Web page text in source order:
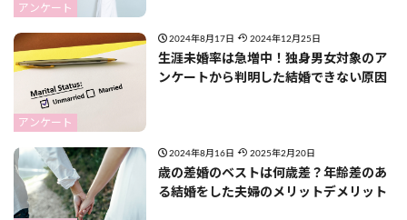
アンケート
アンケート
2024年8月17日 2024年12月25日
生涯未婚率は急増中！独身男女対象のア
ンケートから判明した結婚できない原因
2024年8月16日 2025年2月20日
歳の差婚のベストは何歳差？年齢差のあ
る結婚をした夫婦のメリットデメリット